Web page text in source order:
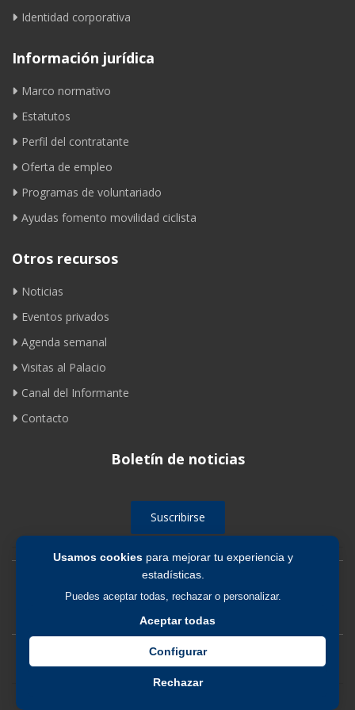
Usamos cookiespara mejorar tu experiencia y
estadísticas.
Puedes aceptar todas, rechazar o personalizar.
Aceptar todas
Configurar
Rechazar
Identidad corporativa
Información jurídica
Marco normativo
Estatutos
Perfil del contratante
Oferta de empleo
Programas de voluntariado
Ayudas fomento movilidad ciclista
Otros recursos
Noticias
Eventos privados
Agenda semanal
Visitas al Palacio
Canal del Informante
Contacto
Boletín de noticias
Suscribirse
Política de privacidad